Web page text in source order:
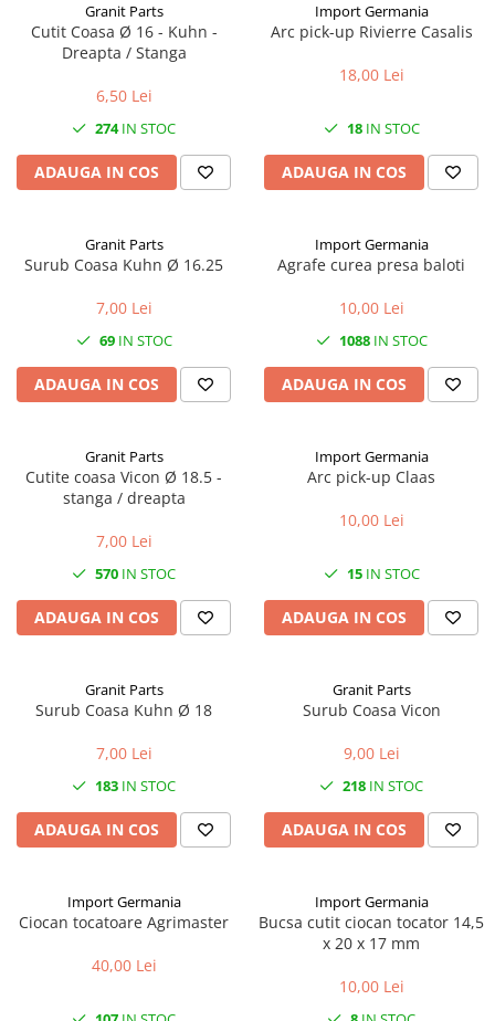
1.5.10. Distributie si accesorii
1.6. Electrice
1.6.1. Acumulatori
1.6.2. Alternatoare
1.6.4. Demaroare
1.6.8. Echipamente & aparate de
1.6.5. Întrerupătoare
1.6.7. Diverse
1.7. Sisteme de franare
1.7.2. Placute de frana
1.7.4. Piese si accesorii frana
1.7.5. O-ring frana
1.8. Transmisie
1.8.1. Prize de putere
1.8.2. Cutii viteze
Granit Parts
Cutit Coasa Ø 16 - Kuhn -
Dreapta / Stanga
6,50 Lei
274IN STOC
ADAUGA IN COS
Import Germania
Arc pick-up Rivierre Casalis
18,00 Lei
18IN STOC
ADAUGA IN COS
Granit Parts
Surub Coasa Kuhn Ø 16.25
7,00 Lei
69IN STOC
ADAUGA IN COS
Import Germania
Agrafe curea presa baloti
10,00 Lei
1088IN STOC
ADAUGA IN COS
Granit Parts
Cutite coasa Vicon Ø 18.5 -
stanga / dreapta
7,00 Lei
570 IN STOC
ADAUGA IN COS
Import Germania
Arc pick-up Claas
10,00 Lei
15IN STOC
ADAUGA IN COS
Granit Parts
Surub Coasa Kuhn Ø 18
7,00 Lei
183 IN STOC
ADAUGA IN COS
Granit Parts
Surub Coasa Vicon
9,00 Lei
218 IN STOC
ADAUGA IN COS
Import Germania
Ciocan tocatoare Agrimaster
40,00 Lei
Import Germania
Bucsa cutit ciocan tocator 14,5
x 20 x 17 mm
10,00 Lei